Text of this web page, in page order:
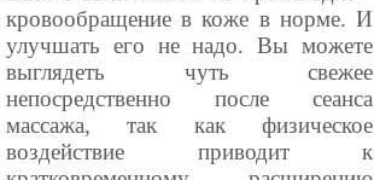
кровообращение в коже в норме. И
улучшать его не надо. Вы можете
выглядеть чуть свежее
непосредственно после сеанса
массажа, так как физическое
воздействие приводит к